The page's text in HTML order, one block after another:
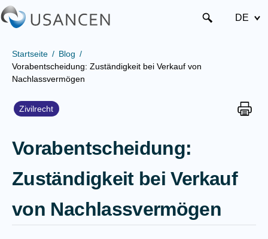
DE
Startseite
Blog
Vorabentscheidung: Zuständigkeit bei Verkauf von
Nachlassvermögen
Zivilrecht
Vorabentscheidung:
Zuständigkeit bei Verkauf
von Nachlassvermögen